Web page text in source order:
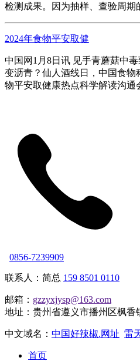
检测成果。因为抽样、查验周期
2024年食物平安取健
中国网1月8日讯 见手青蘑菇中
变沥青？仙人酒线日，中国食物
物平安取健康热点科学解读沟通
0856-7239909
联系人：简总 159 8501 0110
邮箱： gzzyxjysp@163.com
地址：贵州省遵义市播州区枫香
中文域名： 中国好辣椒.网址 雷
首页